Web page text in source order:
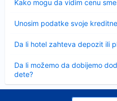
Kako mogu da vidim cenu
Unosim podatke svoje
Da li hotel zahteva depozit ili
Da li možemo da dobijemo
dete?